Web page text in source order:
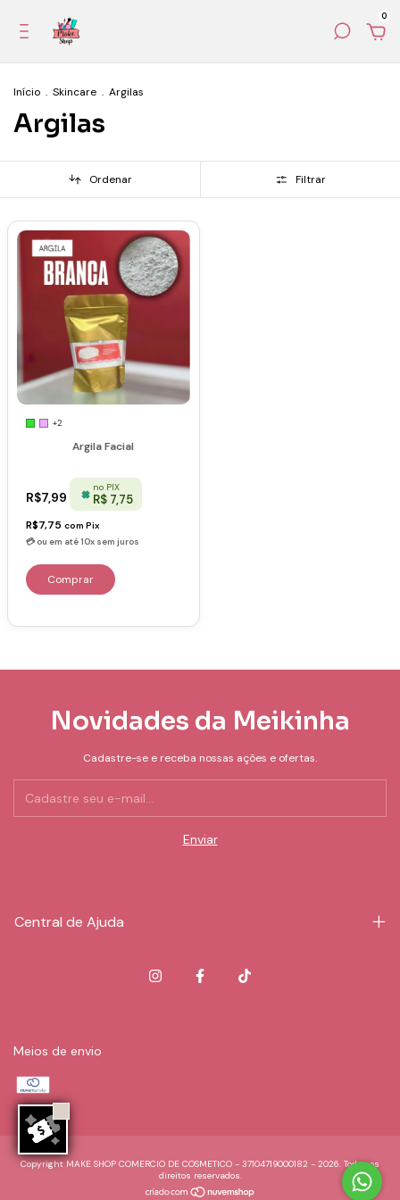
0
Início . Skincare . Argilas
Argilas
Ordenar Filtrar
+2
Argila Facial
R$7,99
no PIX
R$ 7,75
R$7,75 com Pix
Comprar
Novidades da Meikinha
Cadastre-se e receba nossas ações e ofertas.
Central de Ajuda
Meios de envio
Copyright MAKE SHOP COMERCIO DE COSMETICO - 37104719000182 - 2026. Todos os
direitos reservados.